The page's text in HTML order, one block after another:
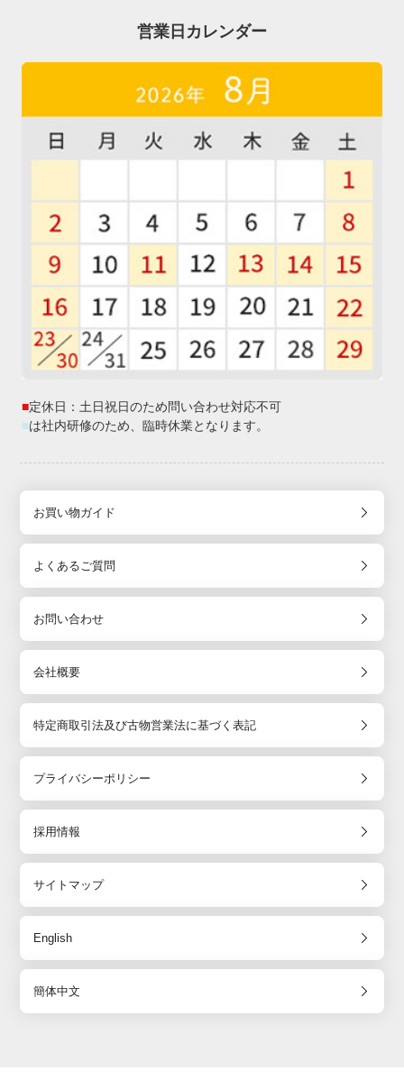
営業日カレンダー
■定休日：土日祝日のため問い合わせ対応不可
■は社内研修のため、臨時休業となります。
お買い物ガイド
よくあるご質問
お問い合わせ
会社概要
特定商取引法及び古物営業法に基づく表記
プライバシーポリシー
採用情報
サイトマップ
English
簡体中文